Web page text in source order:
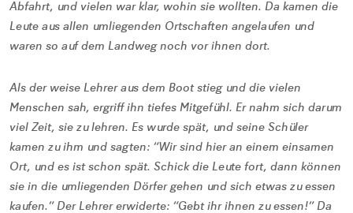
Abfahrt, und vielen war klar, wohin sie wollten. Da kamen die
Leute aus allen umliegenden Ortschaften angelaufen und
waren so auf dem Landweg noch vor ihnen dort.
Als der weise Lehrer aus dem Boot stieg und die vielen
Menschen sah, ergriff ihn tiefes Mitgefühl. Er nahm sich darum
viel Zeit, sie zu lehren. Es wurde spät, und seine Schüler
kamen zu ihm und sagten: “Wir sind hier an einem einsamen
Ort, und es ist schon spät. Schick die Leute fort, dann können
sie in die umliegenden Dörfer gehen und sich etwas zu essen
kaufen.” Der Lehrer erwiderte: “Gebt ihr ihnen zu essen!” Da